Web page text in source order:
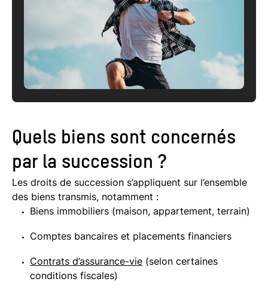
Quels biens sont concernés
par la succession ?
Les droits de succession s’appliquent sur l’ensemble
des biens transmis, notamment :
Biens immobiliers (maison, appartement, terrain)
Comptes bancaires et placements financiers
Contrats d’assurance-vie (selon certaines
conditions fiscales)